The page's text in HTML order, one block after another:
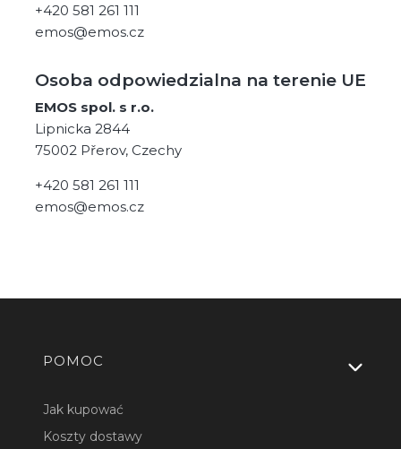
+420 581 261 111
emos@emos.cz
Osoba odpowiedzialna na terenie UE
EMOS spol. s r.o.
Lipnicka 2844
75002 Přerov, Czechy
+420 581 261 111
emos@emos.cz
Linki w stopce
POMOC
Jak kupować
Koszty dostawy